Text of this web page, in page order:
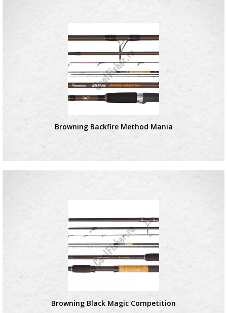
Browning Backfire Method Mania
Browning Black Magic Competition